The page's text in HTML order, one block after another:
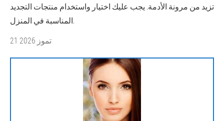
تزيد من مرونة الأدمة. يجب عليك اختيار واستخدام منتجات التجديد
المناسبة في المنزل.
21 تموز 2026